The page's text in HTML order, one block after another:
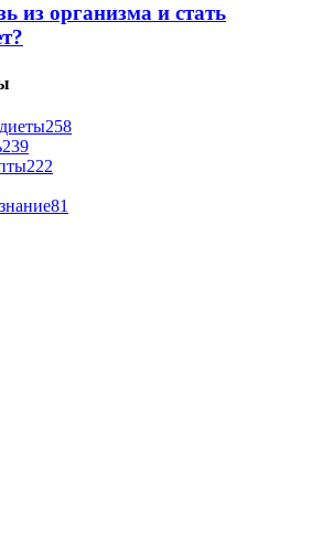
из организма и стать
258
239
222
81